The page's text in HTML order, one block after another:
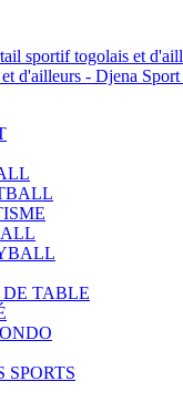
d'ailleurs - Djena Sport
TABLE
SPORTS